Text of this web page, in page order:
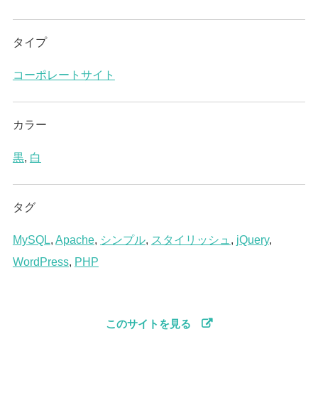
タイプ
コーポレートサイト
カラー
黒, 白
タグ
MySQL, Apache, シンプル, スタイリッシュ, jQuery,
WordPress, PHP
このサイトを見る